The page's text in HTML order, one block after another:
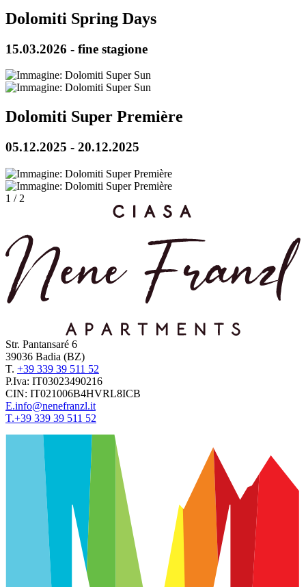
Dolomiti Spring Days
15.03.2026 - fine stagione
Dolomiti Super Première
05.12.2025 - 20.12.2025
1 / 2
Str. Pantansaré 6
39036 Badia (BZ)
T. +39 339 39 511 52
P.Iva: IT03023490216
CIN: IT021006B4HVRL8ICB
E.info@nenefranzl.it
T.+39 339 39 511 52